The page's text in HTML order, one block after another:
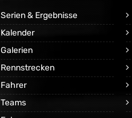
Serien & Ergebnisse
Kalender
Galerien
Rennstrecken
Fahrer
Teams